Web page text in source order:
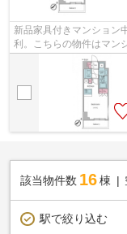
新品家具付きマンション
利。こちらの物件はマン
た、平成31年築となって
該当物件数 16棟
駅で絞り込む